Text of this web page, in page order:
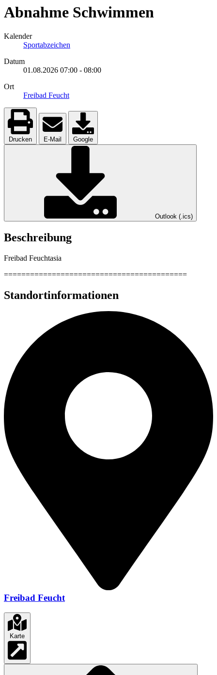
Abnahme Schwimmen
Kalender
Sportabzeichen
Datum
01.08.2026 07:00 - 08:00
Ort
Freibad Feucht
Drucken E-Mail Google
Outlook (.ics)
Beschreibung
Freibad Feuchtasia
==========================================
Standortinformationen
Freibad Feucht
Karte